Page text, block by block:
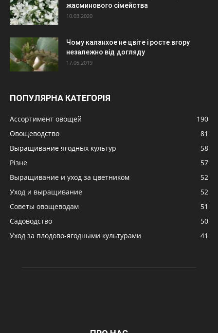
жасминового сімейства
10.03.2020
Чому каланхое не цвіте і росте вгору
незалежно від догляду
17.05.2019
ПОПУЛЯРНА КАТЕГОРІЯ
Ассортимент овощей
190
Овощеводство
81
Выращивание ягодных культур
58
Різне
57
Выращивание и уход за цветником
52
Уход и выращивание
52
Советы овощеводам
51
Садоводство
50
Уход за плодово-ягодными культурами
41